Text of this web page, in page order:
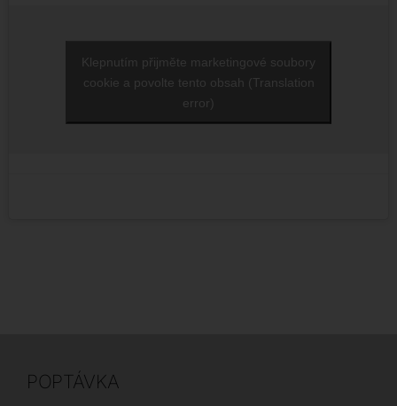
Klepnutím přijměte marketingové soubory
cookie a povolte tento obsah (Translation
error)
POPTÁVKA